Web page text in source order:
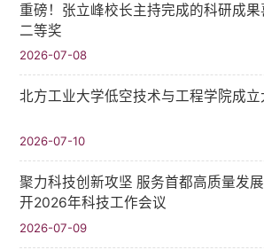
重磅！张立峰校长主持完成的科研成
二等奖
2026-07-08
北方工业大学低空技术与工程学院成
2026-07-10
聚力科技创新攻坚 服务首都高质量发
开2026年科技工作会议
2026-07-09